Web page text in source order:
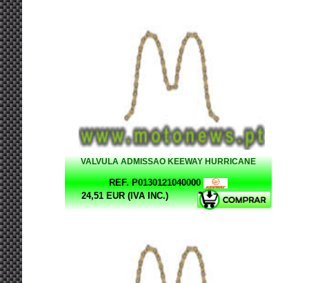
VALVULA ADMISSAO KEEWAY HURRICANE
REF. P0130121040000
24,51 EUR (IVA INC.)